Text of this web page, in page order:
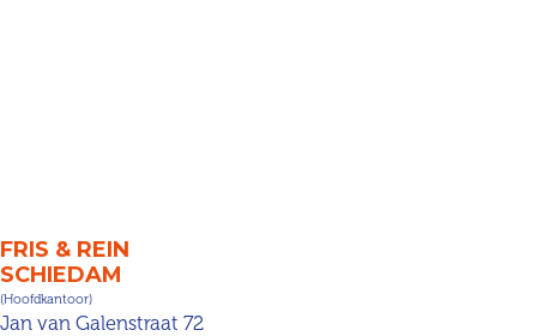
FRIS & REIN
SCHIEDAM
(Hoofdkantoor)
Jan van Galenstraat 72